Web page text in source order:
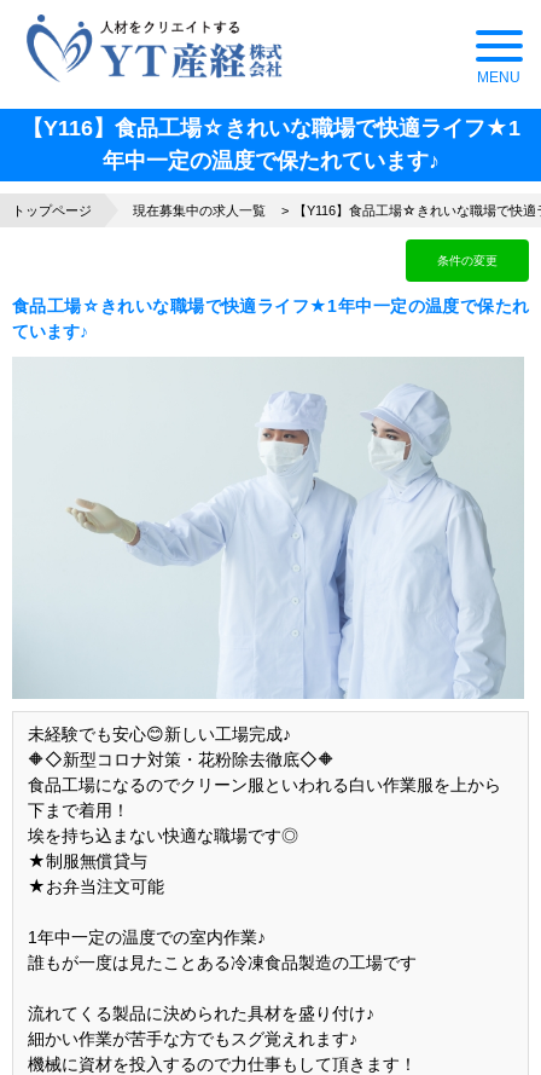
【Y116】食品工場☆きれいな職場で快適ライフ★1
年中一定の温度で保たれています♪
トップページ 現在募集中の求人一覧 【Y116】食品工場☆きれいな職場で快
条件の変更
食品工場☆きれいな職場で快適ライフ★1年中一定の温度で保たれ
ています♪
未経験でも安心😊新しい工場完成♪
🔶◇新型コロナ対策・花粉除去徹底◇🔶
食品工場になるのでクリーン服といわれる白い作業服を上から
下まで着用！
埃を持ち込まない快適な職場です◎
★制服無償貸与
★お弁当注文可能
1年中一定の温度での室内作業♪
誰もが一度は見たことある冷凍食品製造の工場です
流れてくる製品に決められた具材を盛り付け♪
細かい作業が苦手な方でもスグ覚えれます♪
機械に資材を投入するので力仕事もして頂きます！